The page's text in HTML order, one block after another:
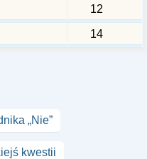
12
14
„Nie”
kwestii